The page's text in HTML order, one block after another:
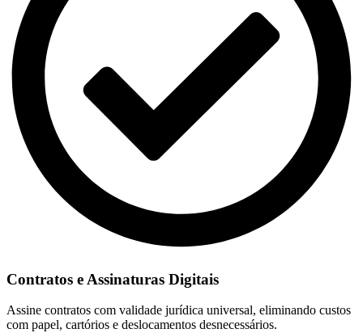
Contratos e Assinaturas Digitais
Assine contratos com validade jurídica universal, eliminando custos
com papel, cartórios e deslocamentos desnecessários.